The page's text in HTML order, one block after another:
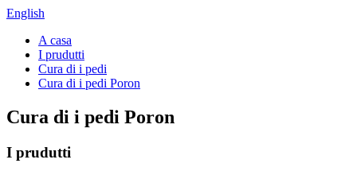
English
A casa
I prudutti
Cura di i pedi
Cura di i pedi Poron
Cura di i pedi Poron
I prudutti